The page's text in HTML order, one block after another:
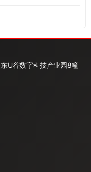
U谷数字科技产业园8幢